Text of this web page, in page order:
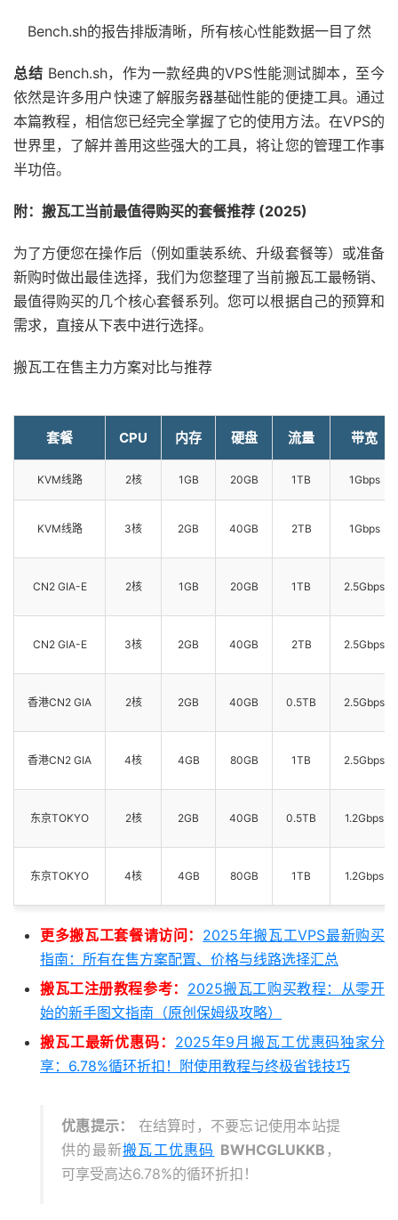
Bench.sh的报告排版清晰，所有核心性能数据一目了然
总结 Bench.sh，作为一款经典的VPS性能测试脚本，至今
依然是许多用户快速了解服务器基础性能的便捷工具。通过
本篇教程，相信您已经完全掌握了它的使用方法。在VPS的
世界里，了解并善用这些强大的工具，将让您的管理工作事
半功倍。
附：搬瓦工当前最值得购买的套餐推荐 (2025)
为了方便您在操作后（例如重装系统、升级套餐等）或准备
新购时做出最佳选择，我们为您整理了当前搬瓦工最畅销、
最值得购买的几个核心套餐系列。您可以根据自己的预算和
需求，直接从下表中进行选择。
搬瓦工在售主力方案对比与推荐
套餐 CPU 内存 硬盘 流量 带宽
KVM线路 2核 1GB 20GB 1TB 1Gbps
KVM线路 3核 2GB 40GB 2TB 1Gbps
CN2 GIA-E 2核 1GB 20GB 1TB 2.5Gbps
CN2 GIA-E 3核 2GB 40GB 2TB 2.5Gbps
香港CN2 GIA 2核 2GB 40GB 0.5TB 2.5Gbps
香港CN2 GIA 4核 4GB 80GB 1TB 2.5Gbps
东京TOKYO 2核 2GB 40GB 0.5TB 1.2Gbps
东京TOKYO 4核 4GB 80GB 1TB 1.2Gbps
更多搬瓦工套餐请访问： 2025年搬瓦工VPS最新购买
指南：所有在售方案配置、价格与线路选择汇总
搬瓦工注册教程参考： 2025搬瓦工购买教程：从零开
始的新手图文指南（原创保姆级攻略）
搬瓦工最新优惠码： 2025年9月搬瓦工优惠码独家分
享：6.78%循环折扣！附使用教程与终极省钱技巧
优惠提示：
在结算时，不要忘记使用本站提
供的最新搬瓦工优惠码 BWHCGLUKKB ，
可享受高达6.78%的循环折扣！